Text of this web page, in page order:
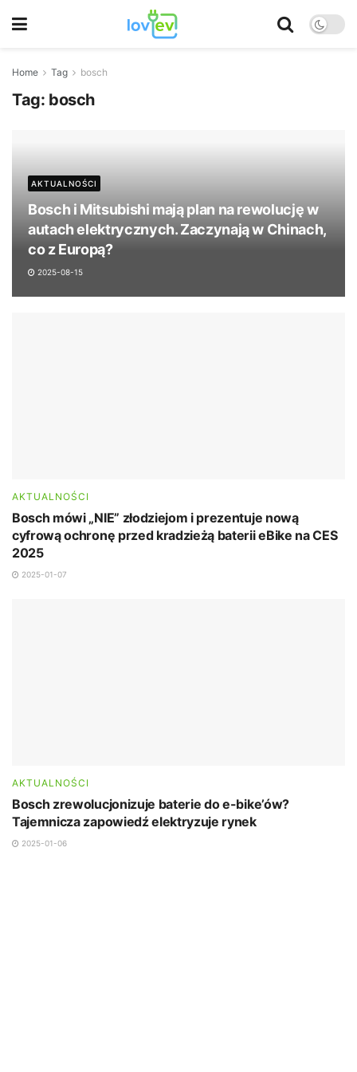
Home Tag bosch
Tag: bosch
AKTUALNOŚCI
Bosch i Mitsubishi mają plan na rewolucję w
autach elektrycznych. Zaczynają w Chinach,
co z Europą?
2025-08-15
AKTUALNOŚCI
Bosch mówi „NIE” złodziejom i prezentuje nową
cyfrową ochronę przed kradzieżą baterii eBike na CES
2025
2025-01-07
AKTUALNOŚCI
Bosch zrewolucjonizuje baterie do e-bike’ów?
Tajemnicza zapowiedź elektryzuje rynek
2025-01-06